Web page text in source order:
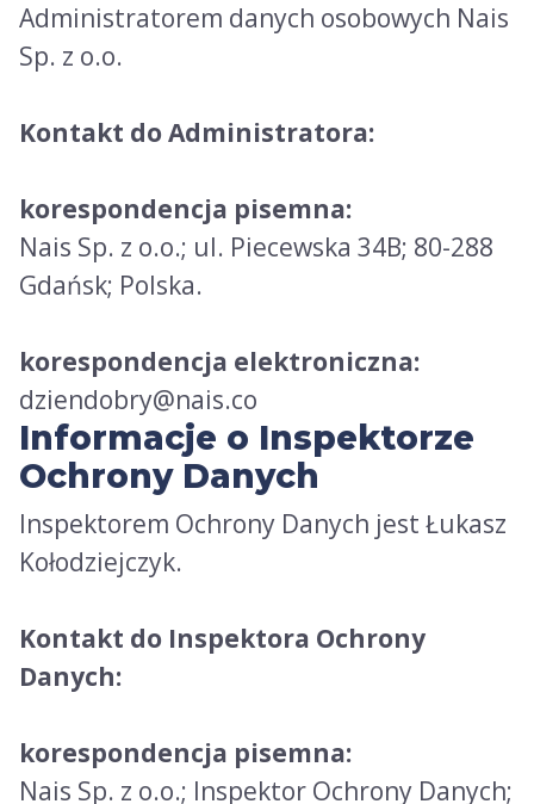
Administratorem danych osobowych Nais
Sp. z o.o.
Kontakt do Administratora:
korespondencja pisemna:
Nais Sp. z o.o.; ul. Piecewska 34B; 80-288
Gdańsk; Polska.
korespondencja elektroniczna:
dziendobry@nais.co
Informacje o Inspektorze
Ochrony Danych
Inspektorem Ochrony Danych jest Łukasz
Kołodziejczyk.
Kontakt do Inspektora Ochrony
Danych:
korespondencja pisemna:
Nais Sp. z o.o.; Inspektor Ochrony Danych;